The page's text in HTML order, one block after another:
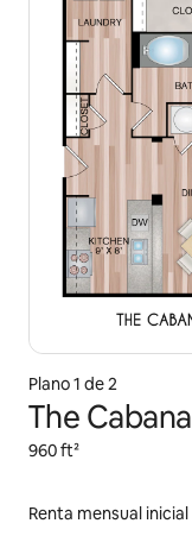
Plano 1 de 2
The Cabana
960 ft²
Renta mensual inicial